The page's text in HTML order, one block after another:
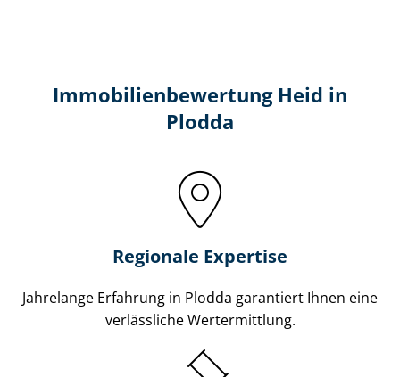
Immobilien­bewertung Heid in
Plodda
Regionale Expertise
Jahrelange Erfahrung in Plodda garantiert Ihnen eine
verlässliche Wertermittlung.